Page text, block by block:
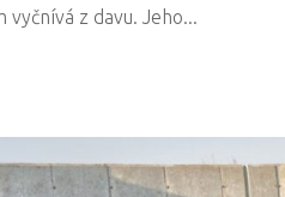
vyčnívá z davu. Jeho...